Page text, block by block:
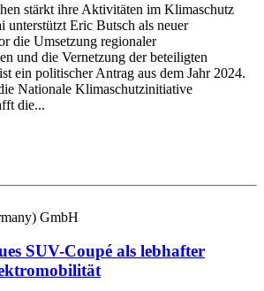
stärkt ihre Aktivitäten im Klimaschutz
unterstützt Eric Butsch als neuer
die Umsetzung regionaler
und die Vernetzung der beteiligten
ein politischer Antrag aus dem Jahr 2024.
Nationale Klimaschutzinitiative
die...
GmbH
SUV-Coupé als lebhafter